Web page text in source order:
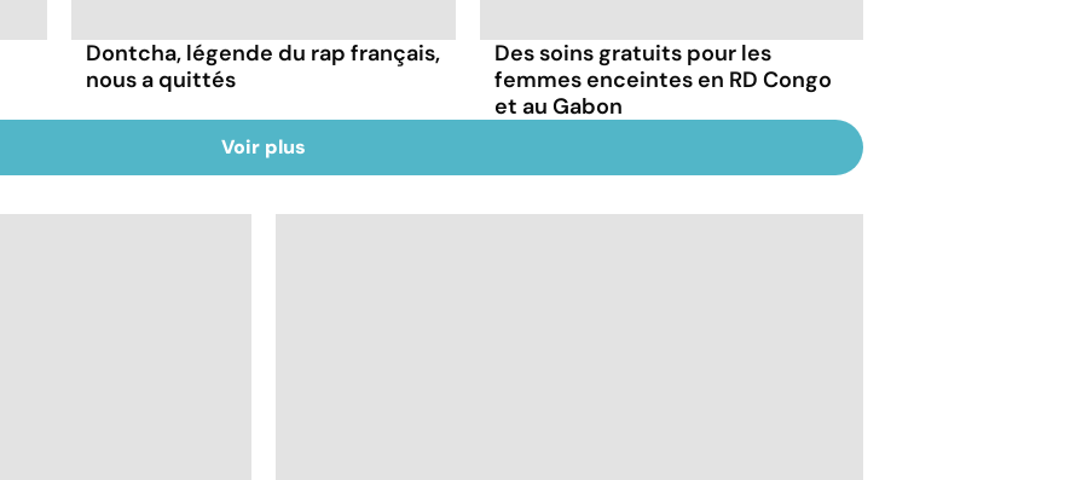
Dontcha, légende du rap français,
nous a quittés
Des soins gratuits pour les
femmes enceintes en RD Congo
et au Gabon
Voir plus